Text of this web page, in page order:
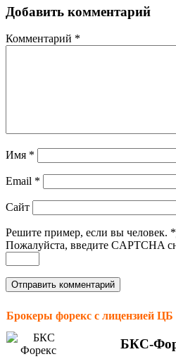
Добавить комментарий
Комментарий *
Имя *
Email *
Сайт
Решите пример, если вы человек. *
Пожалуйста, введите CAPTCHA
Брокеры форекс с лицензией
БКС-